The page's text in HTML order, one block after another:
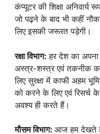
कंप्यूटर की शिक्षा
जो पढ़ने के बाद भी कहीं
लिए इसकी जरूरत पड़ेगी।
रक्षा विभाग: हर देश का अपना
अस्त्र-शस्त्र एवं तकनीक
लिए सुरक्षा में काफी अहम
को करने के लिए एवं रिसर्च
अवश्य ही करते हैं।
मौसम विभाग: आज हम देखते हैं